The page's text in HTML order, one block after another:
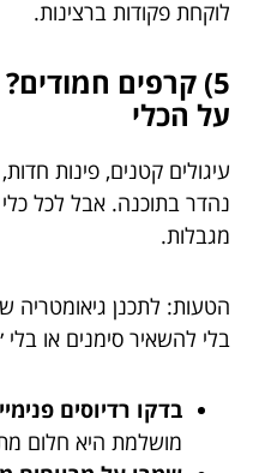
לוקחת פקודות ברצינות.
5) קרפים
על הכלי
עיגולים קטנים, פינות
נהדר בתוכנה. אבל לכל
מגבלות.
הטעות: לתכנן גיאומטריה
בלי להשאיר סימנים או
בדקו רדיוסים
מושלמת היא חלום